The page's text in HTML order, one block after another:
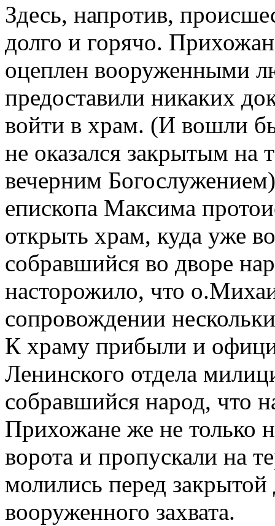
Здесь, напротив,
долго и горячо.
оцеплен вооруженными
предоставили никаких
войти в храм. (И вошли
не оказался закрытым на
вечерним
епископа Максима
открыть храм, куда уже
собравшийся во дворе
насторожило, что
сопровождении
К храму прибыли и
Ленинского отдела
собравшийся народ, что
Прихожане же не только
ворота и пропускали на
молились перед
вооруженного захвата.